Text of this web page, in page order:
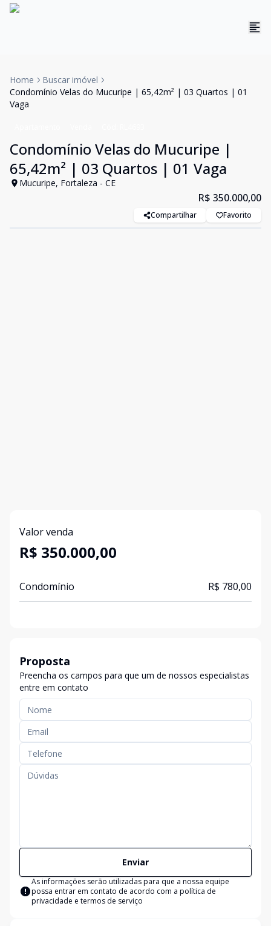
Home
Buscar imóvel
Condomínio Velas do Mucuripe | 65,42m² | 03 Quartos | 01
Vaga
Condomínio Velas do Mucuripe |
65,42m² | 03 Quartos | 01 Vaga
Mucuripe, Fortaleza - CE
R$ 350.000,00
Compartilhar Favorito
Valor venda
R$ 350.000,00
Condomínio R$ 780,00
Proposta
Preencha os campos para que um de nossos especialistas
entre em contato
Enviar
As informações serão utilizadas para que a nossa equipe
possa entrar em contato de acordo com a política de
privacidade e termos de serviço